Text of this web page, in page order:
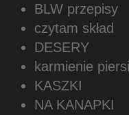
BLW przepisy
czytam skład
DESERY
karmienie
KASZKI
NA KANAPKI